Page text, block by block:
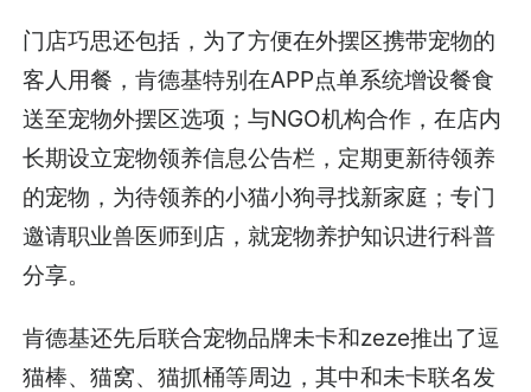
门店巧思还包括，为了方便在外摆区携带宠物的
客人用餐，肯德基特别在APP点单系统增设餐食
送至宠物外摆区选项；与NGO机构合作，在店内
长期设立宠物领养信息公告栏，定期更新待领养
的宠物，为待领养的小猫小狗寻找新家庭；专门
邀请职业兽医师到店，就宠物养护知识进行科普
分享。
肯德基还先后联合宠物品牌未卡和zeze推出了逗
猫棒、猫窝、猫抓桶等周边，其中和未卡联名发